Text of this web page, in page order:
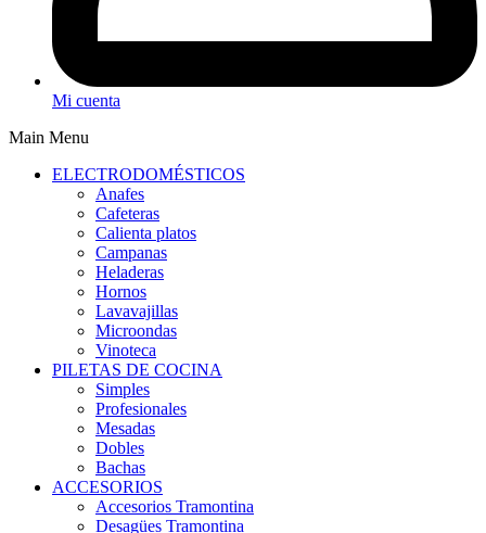
Mi cuenta
Main Menu
ELECTRODOMÉSTICOS
Anafes
Cafeteras
Calienta platos
Campanas
Heladeras
Hornos
Lavavajillas
Microondas
Vinoteca
PILETAS DE COCINA
Simples
Profesionales
Mesadas
Dobles
Bachas
ACCESORIOS
Accesorios Tramontina
Desagües Tramontina